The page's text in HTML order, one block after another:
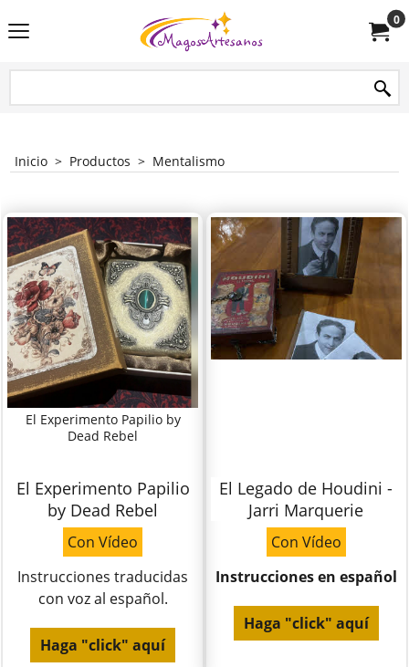
0
Inicio > Productos > Mentalismo
El Experimento Papilio by
Dead Rebel
El Experimento Papilio
by Dead Rebel
Con Vídeo
Instrucciones traducidas
con voz al español.
Haga "click" aquí
El Legado de Houdini -
Jarri Marquerie
Con Vídeo
Instrucciones en español
Haga "click" aquí